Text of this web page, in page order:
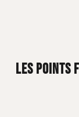
LES POINTS